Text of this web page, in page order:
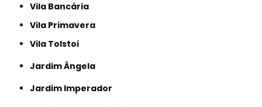
Vila Bancária
Vila Primavera
Vila Tolstoi
Jardim Ângela
Jardim Imperador